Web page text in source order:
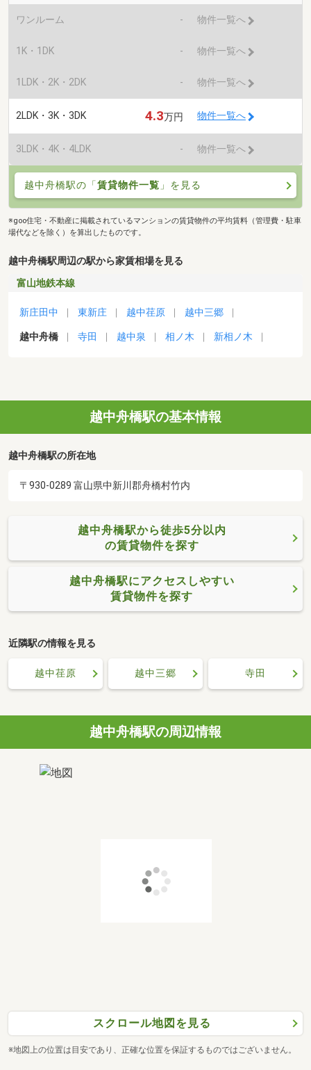
ワンルーム - 物件一覧へ
1K・1DK - 物件一覧へ
1LDK・2K・2DK - 物件一覧へ
2LDK・3K・3DK 4.3万円 物件一覧へ
3LDK・4K・4LDK - 物件一覧へ
越中舟橋駅の「賃貸物件一覧 」を見る
※goo住宅・不動産に掲載されているマンションの賃貸物件の平均賃料（管理費・駐車
場代などを除く）を算出したものです。
越中舟橋駅周辺の駅から家賃相場を見る
富山地鉄本線
新庄田中 東新庄 越中荏原 越中三郷
越中舟橋 寺田 越中泉 相ノ木 新相ノ木
越中舟橋駅の基本情報
越中舟橋駅の所在地
〒930-0289 富山県中新川郡舟橋村竹内
越中舟橋駅から徒歩5分以内
の賃貸物件を探す
越中舟橋駅にアクセスしやすい
賃貸物件を探す
近隣駅の情報を見る
越中荏原 越中三郷 寺田
越中舟橋駅の周辺情報
スクロール地図を見る
※地図上の位置は目安であり、正確な位置を保証するものではございません。